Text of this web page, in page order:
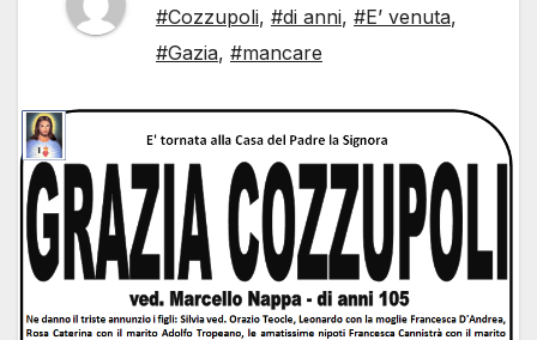
#Cozzupoli, #di anni, #E’ venuta,
#Gazia, #mancare